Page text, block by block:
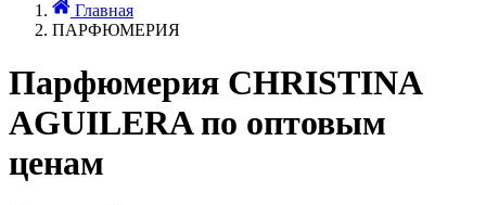
Главная
ПАРФЮМЕРИЯ
Парфюмерия CHRISTINA
AGUILERA по оптовым
ценам